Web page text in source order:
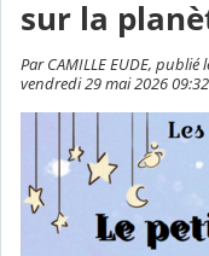
sur la
Par CAMILLE EUDE,
vendredi 29 mai 2026 09:32